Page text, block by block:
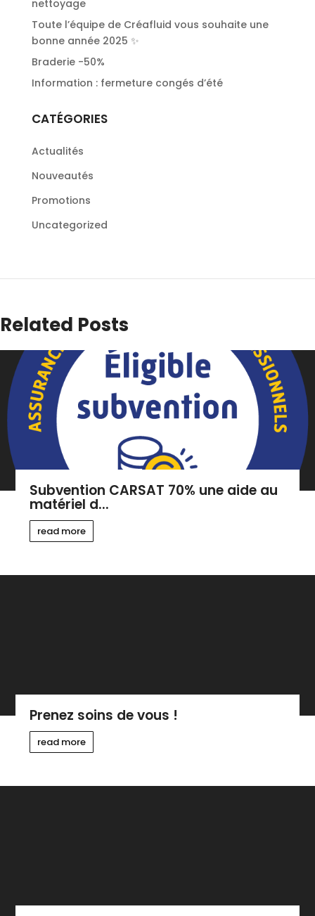
nettoyage
Toute l’équipe de Créafluid vous souhaite une
bonne année 2025 ✨
Braderie -50%
Information : fermeture congés d’été
CATÉGORIES
Actualités
Nouveautés
Promotions
Uncategorized
Related Posts
Subvention CARSAT 70% une aide au
matériel d...
read more
Prenez soins de vous !
read more